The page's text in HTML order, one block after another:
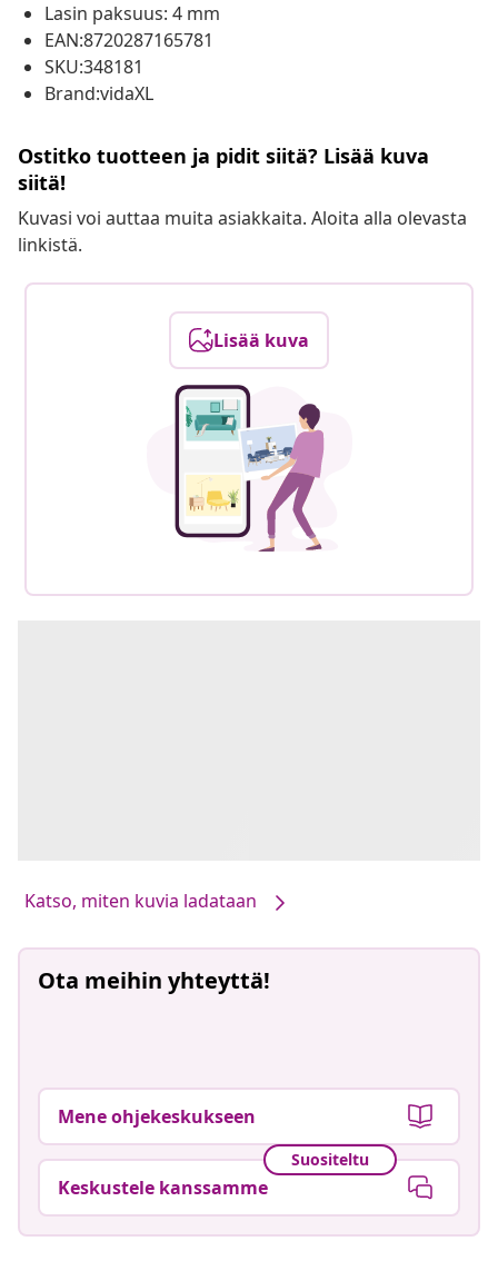
Lasin paksuus: 4 mm
EAN:8720287165781
SKU:348181
Brand:vidaXL
Ostitko tuotteen ja pidit siitä? Lisää kuva
siitä!
Kuvasi voi auttaa muita asiakkaita. Aloita alla olevasta
linkistä.
Lisää kuva
Katso, miten kuvia ladataan
Ota meihin yhteyttä!
Mene ohjekeskukseen
Suositeltu
Keskustele kanssamme